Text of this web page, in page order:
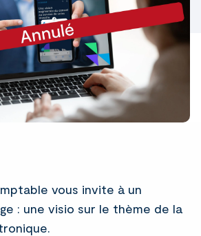
vous invite à un
: une visio sur le thème de la